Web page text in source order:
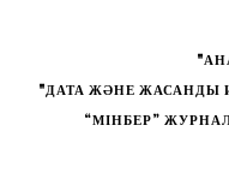
"ДАТА ЖӘНЕ ЖАСАНДЫ
“МІНБЕР”